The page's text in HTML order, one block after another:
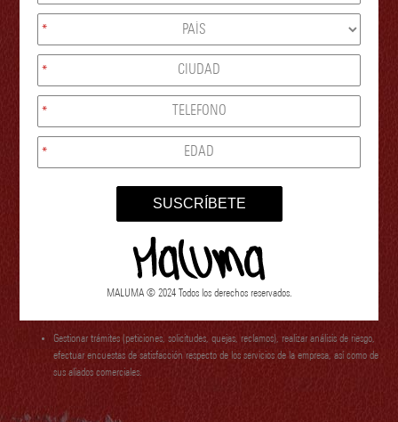
tenga una relación operativa que provean los productos y servicios necesarios para la
debida operación deROYALTY WORLD INC S.A.S.
Prestar los productos y servicios de información a través de los diferentes medios de
Almacenar, organizar, clasificar y catalogar, los datos personales dentro de los formatos,
Efectuar las gestiones pertinentes para garantizar el cumplimiento de contratos.
Gestionar trámites (peticiones, solicitudes, quejas, reclamos), realizar análisis de riesgo,
efectuar encuestas de satisfacción respecto de los servicios de la empresa, así como de
sus aliados comerciales.
*
*
*
*
SUSCRÍBETE
MALUMA © 2024 Todos los derechos reservados.